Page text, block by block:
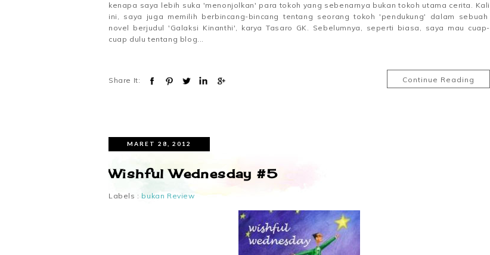
kenapa saya lebih suka 'menonjolkan' para tokoh yang sebenarnya bukan tokoh utama cerita. Kali
ini, saya juga memilih berbincang-bincang tentang seorang tokoh 'pendukung' dalam sebuah
novel berjudul 'Galaksi Kinanthi', karya Tasaro GK. Sebelumnya, seperti biasa, saya mau cuap-
cuap dulu tentang blog...
Share It: Continue Reading
MARET 28, 2012
Wishful Wednesday #5
Labels : bukan Review